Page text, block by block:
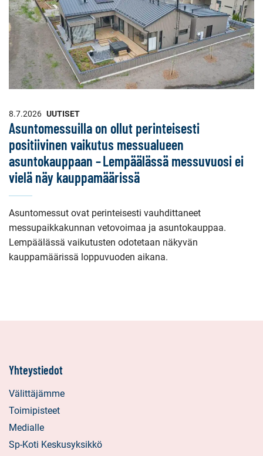
8.7.2026 UUTISET
Asuntomessuilla on ollut perinteisesti
positiivinen vaikutus messualueen
asuntokauppaan – Lempäälässä messuvuosi ei
vielä näy kauppamäärissä
Asuntomessut ovat perinteisesti vauhdittaneet
messupaikkakunnan vetovoimaa ja asuntokauppaa.
Lempäälässä vaikutusten odotetaan näkyvän
kauppamäärissä loppuvuoden aikana.
Yhteystiedot
Välittäjämme
Toimipisteet
Medialle
Sp-Koti Keskusyksikkö